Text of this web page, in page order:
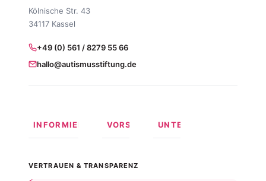
Kölnische Str. 43
34117 Kassel
+49 (0) 561 / 8279 55 66
hallo@autismusstiftung.de
INFORMIEREN
Formen
VORSORGEN
Behindertentestament
UNTERSTÜTZEN
VERTRAUEN & TRANSPARENZ